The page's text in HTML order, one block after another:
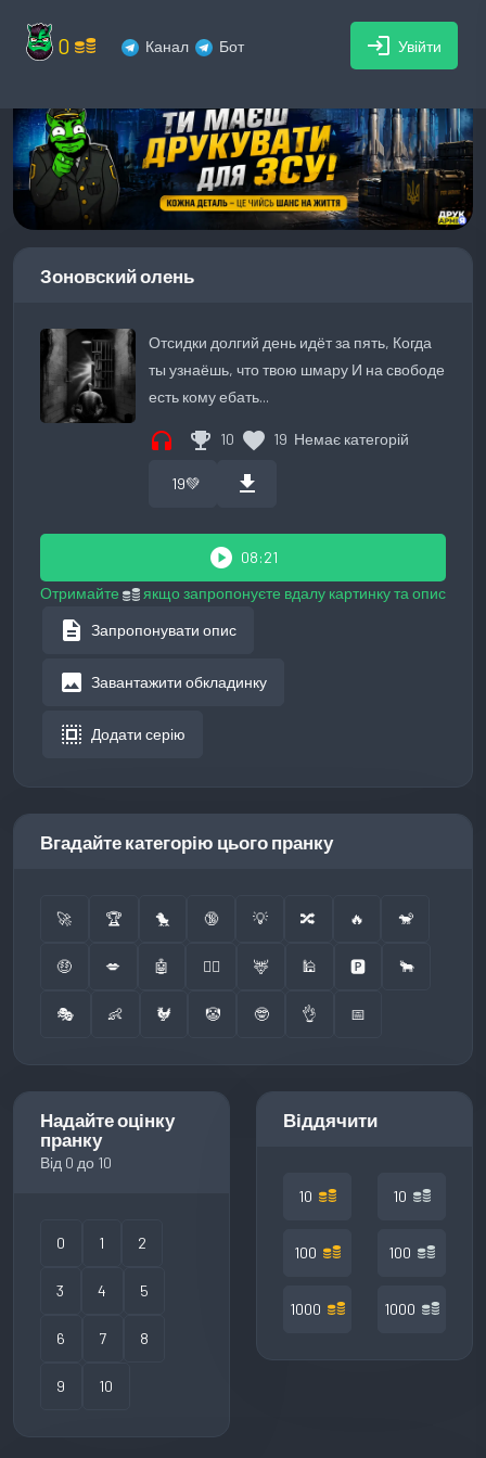
0 Канал Бот login Увійти
Зоновский олень
Отсидки долгий день идёт за пять, Когда
ты узнаёшь, что твою шмару И на свободе
есть кому ебать...
headphones emoji_events 10 favorite 19 Немає категорій
19💚 download
play_circle 08:21
Отримайте
якщо запропонуєте вдалу картинку та опис
description Запропонувати опис
image Завантажити обкладинку
select_all Додати серію
Вгадайте категорію цього пранку
🚀 🏆 🐤 🔞 💡 🔀 🔥 🐒
🤑 💋 🤖 👮‍♂️ 🦌 🕌 🅿️ 🐂
🎭 👶 🐓 🤡 🤓 👌 📅
Надайте оцінку
пранку
Від 0 до 10
0 1 2
3 4 5
6 7 8
9 10
Віддячити
10
100
1000
10
100
1000